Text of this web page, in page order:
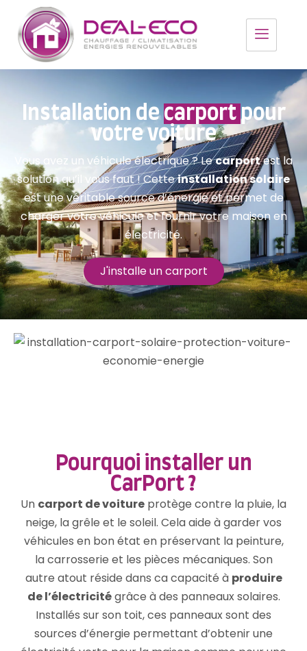
Installation decarport pour
votre voiture
Vous avez un véhicule électrique ? Lecarportest la
solution qu’il vous faut ! Cetteinstallation solaire
est une véritable source d’énergie et permet de
charger votre véhicule et fournir votre maison en
électricité.
J'installe un carport
Pourquoi installer un
CarPort ?
Un carport de voiture protège contre la pluie, la
neige, la grêle et le soleil. Cela aide à garder vos
véhicules en bon état en préservant la peinture,
la carrosserie et les pièces mécaniques. Son
autre atout réside dans ca capacité à produire
de l’électricitégrâce à des panneaux solaires.
Installés sur son toit, ces panneaux sont des
sources d’énergie permettant d’obtenir une